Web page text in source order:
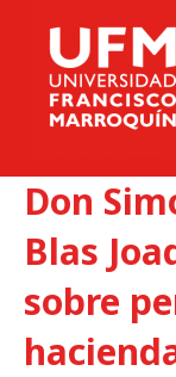
Don
Blas
sobre